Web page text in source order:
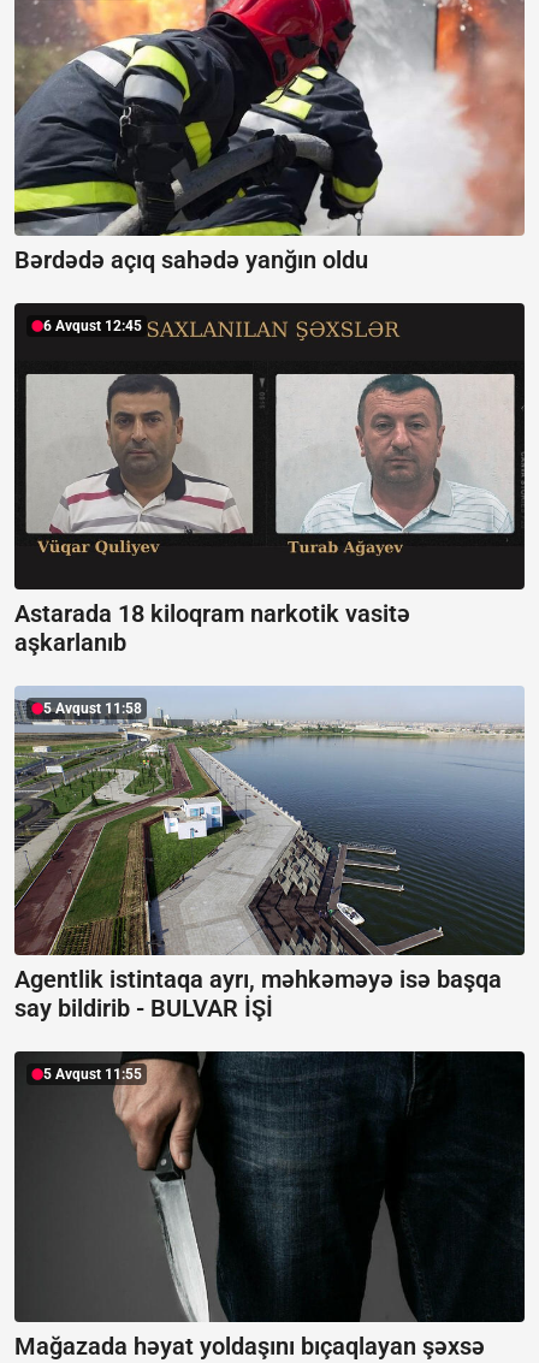
Bərdədə açıq sahədə yanğın oldu
6 Avqust 12:45
Astarada 18 kiloqram narkotik vasitə
aşkarlanıb
5 Avqust 11:58
Agentlik istintaqa ayrı, məhkəməyə isə başqa
say bildirib - BULVAR İŞİ
5 Avqust 11:55
Mağazada həyat yoldaşını bıçaqlayan şəxsə